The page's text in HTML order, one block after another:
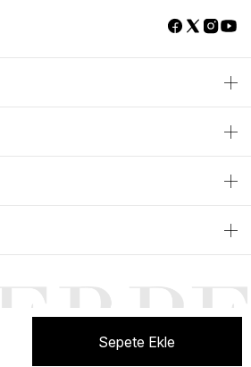
Sepete Ekle